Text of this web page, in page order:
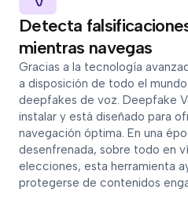
Detecta
mientras navegas
Gracias a la tecnología
a disposición de todo el
deepfakes de voz. Deepfake
instalar y está diseñado para
navegación óptima. En una
desenfrenada, sobre todo en
elecciones, esta herramienta
protegerse de contenidos